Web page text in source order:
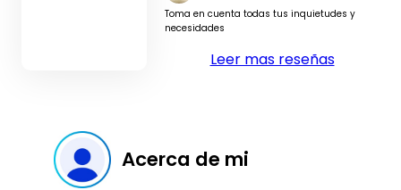
Toma en cuenta todas tus inquietudes y
necesidades
Leer mas reseñas
Acerca de mi